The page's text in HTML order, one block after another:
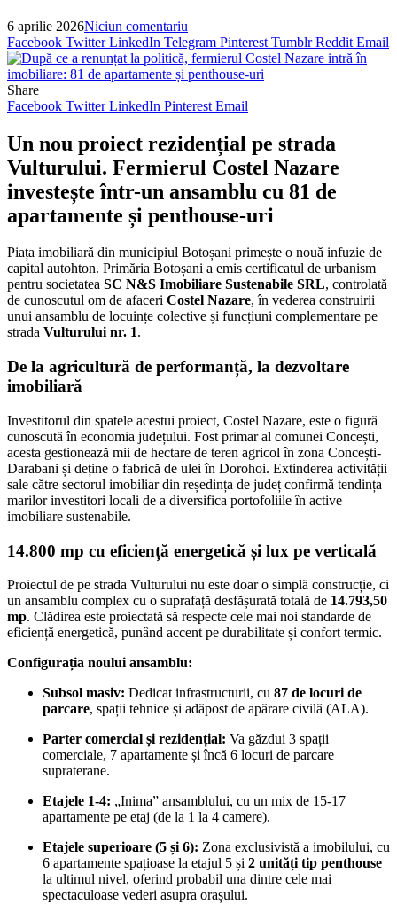
6 aprilie 2026Niciun comentariu
Facebook Twitter LinkedIn Telegram Pinterest Tumblr Reddit Email
Share
Facebook Twitter LinkedIn Pinterest Email
Un nou proiect rezidențial pe strada
Vulturului. Fermierul Costel Nazare
investește într-un ansamblu cu 81 de
apartamente și penthouse-uri
Piața imobiliară din municipiul Botoșani primește o nouă infuzie de
capital autohton. Primăria Botoșani a emis certificatul de urbanism
pentru societatea SC N&S Imobiliare Sustenabile SRL, controlată
de cunoscutul om de afaceri Costel Nazare, în vederea construirii
unui ansamblu de locuințe colective și funcțiuni complementare pe
strada Vulturului nr. 1.
De la agricultură de performanță, la dezvoltare
imobiliară
Investitorul din spatele acestui proiect, Costel Nazare, este o figură
cunoscută în economia județului. Fost primar al comunei Concești,
acesta gestionează mii de hectare de teren agricol în zona Concești-
Darabani și deține o fabrică de ulei în Dorohoi. Extinderea activității
sale către sectorul imobiliar din reședința de județ confirmă tendința
marilor investitori locali de a diversifica portofoliile în active
imobiliare sustenabile.
14.800 mp cu eficiență energetică și lux pe verticală
Proiectul de pe strada Vulturului nu este doar o simplă construcție, ci
un ansamblu complex cu o suprafață desfășurată totală de 14.793,50
mp. Clădirea este proiectată să respecte cele mai noi standarde de
eficiență energetică, punând accent pe durabilitate și confort termic.
Configurația noului ansamblu:
Subsol masiv: Dedicat infrastructurii, cu 87 de locuri de
parcare, spații tehnice și adăpost de apărare civilă (ALA).
Parter comercial și rezidențial: Va găzdui 3 spații
comerciale, 7 apartamente și încă 6 locuri de parcare
supraterane.
Etajele 1-4: „Inima” ansamblului, cu un mix de 15-17
apartamente pe etaj (de la 1 la 4 camere).
Etajele superioare (5 și 6): Zona exclusivistă a imobilului, cu
6 apartamente spațioase la etajul 5 și 2 unități tip penthouse
la ultimul nivel, oferind probabil una dintre cele mai
spectaculoase vederi asupra orașului.